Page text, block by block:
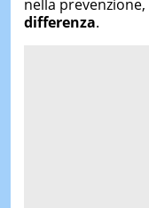
nella prevenzione,
differenza.